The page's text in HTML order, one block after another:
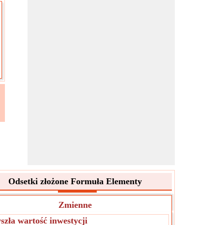
Odsetki złożone Formuła Elementy
Zmienne
wartość inwestycji